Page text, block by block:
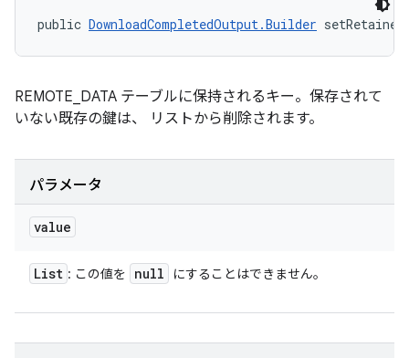
public DownloadCompletedOutput.Builder
REMOTE_DATA テーブルに保持されるキー。保存されて
いない既存の鍵は、 リストから削除されます。
パラメータ
value
List : この値を null にすることはできません。